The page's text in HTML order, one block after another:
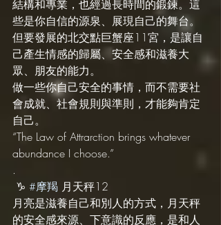
結構和專業，也經過長時間的鍛鍊。這
些是你自信的源泉、展現自己的舞台。
但要發展的北交點巨蟹座11宮，是讓自
己產生情感的歸屬、安全感和滋養大
眾、朋友的能力。
做一些你自己安全的事情，而不需要社
會成就、社會規則與準則，才能夠肯定
自己。
“The Law of Attrarction brings whatever
abundance I choose.”
.
♑️ #摩羯 月天秤12
月亮是滋養自己和別人的方式，月天秤
的安全感來源、下意識的反應，是和人